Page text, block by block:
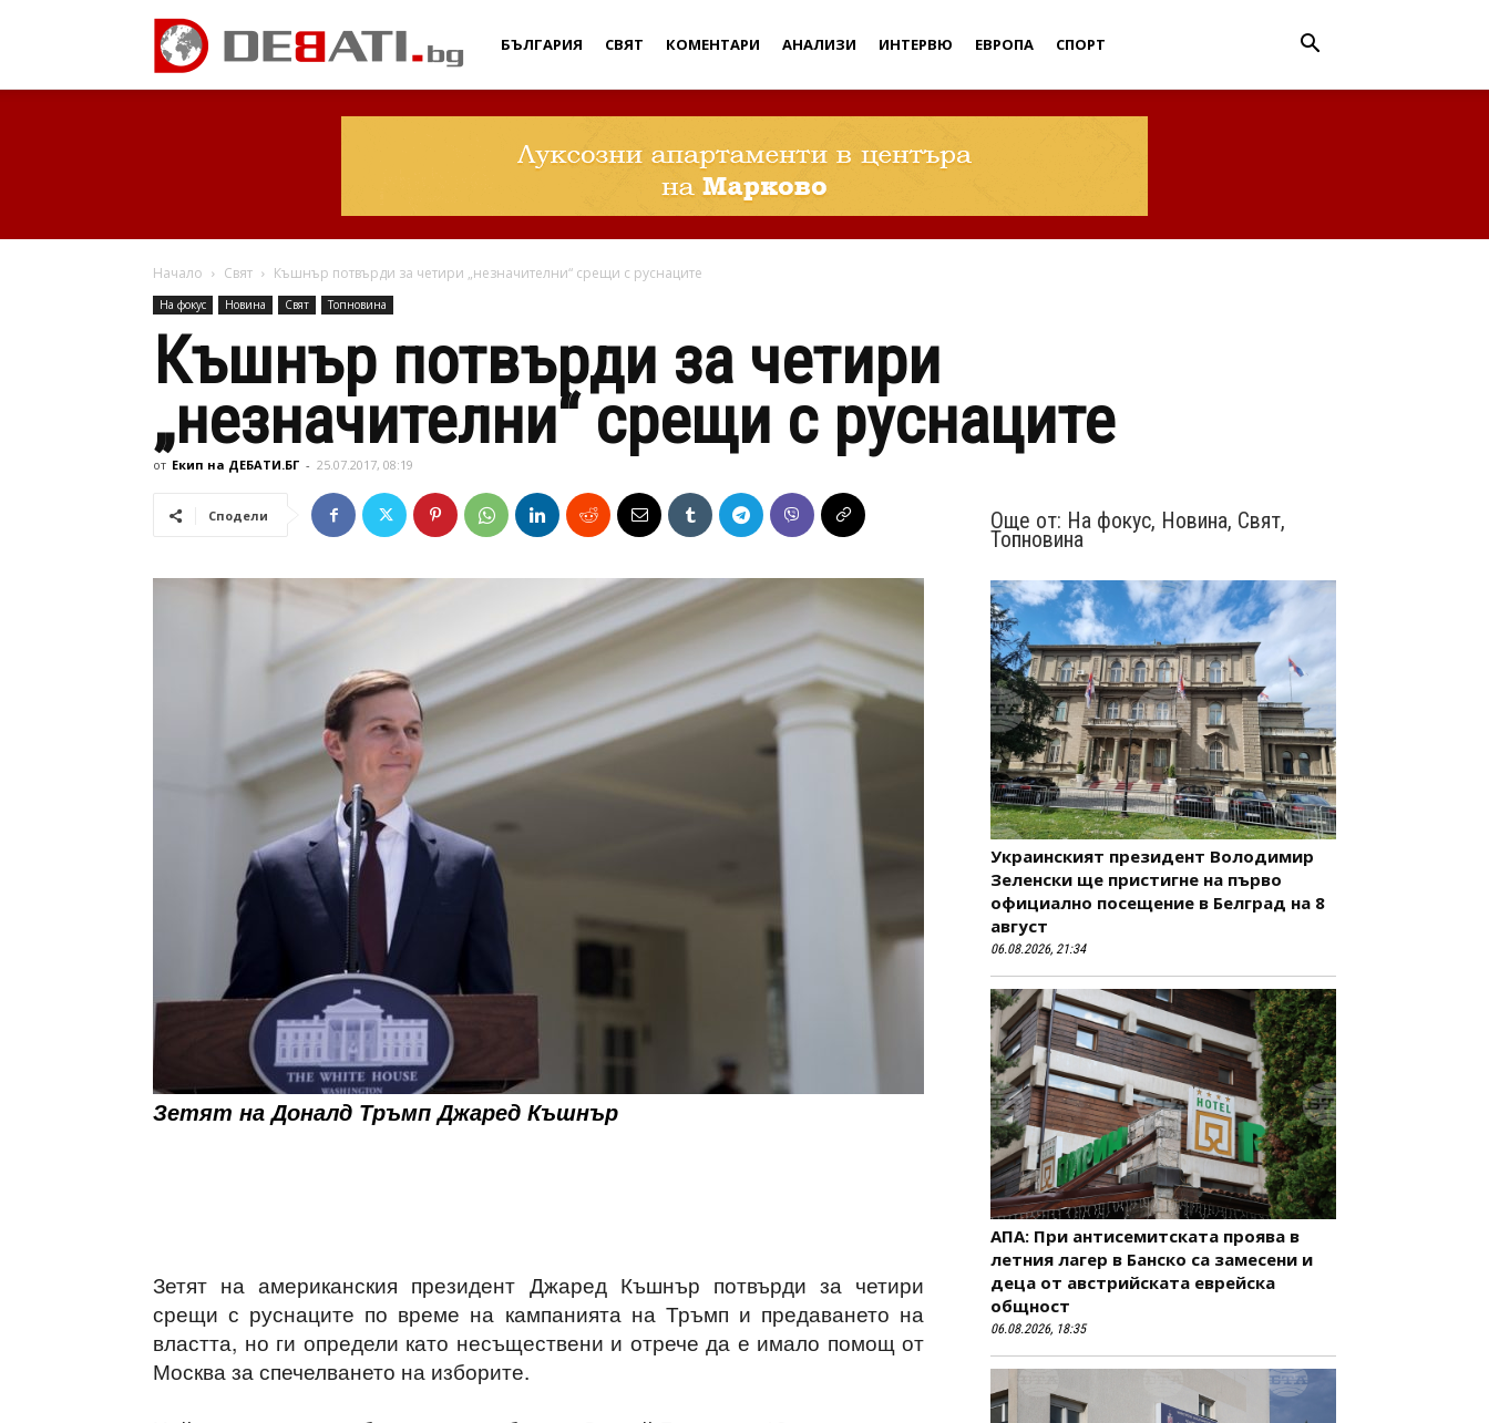
Дебати
БЪЛГАРИЯ СВЯТ КОМЕНТАРИ АНАЛИЗИ ИНТЕРВЮ ЕВРОПА СПОРТ
Начало Свят Къшнър потвърди за четири „незначителни“ срещи с руснаците
На фокус Новина Свят Топновина
Къшнър потвърди за четири
„незначителни“ срещи с руснаците
от Екип на ДЕБАТИ.БГ - 25.07.2017, 08:19
Сподели
Зетят на Доналд Тръмп Джаред Къшнър
Зетят на американския президент Джаред Къшнър потвърди за четири
срещи с руснаците по време на кампанията на Тръмп и предаването на
властта, но ги определи като несъществени и отрече да е имало помощ от
Москва за спечелването на изборите.
Още от: На фокус, Новина, Свят,
Топновина
Украинският президент Володимир
Зеленски ще пристигне на първо
официално посещение в Белград на 8
август
06.08.2026, 21:34
АПА: При антисемитската проява в
летния лагер в Банско са замесени и
деца от австрийската еврейска
общност
06.08.2026, 18:35